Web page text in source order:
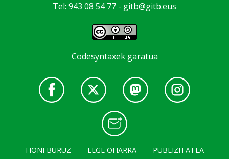
Tel: 943 08 54 77 - gitb@gitb.eus
Codesyntaxek garatua
HONI BURUZ LEGE OHARRA
PUBLIZITATEA